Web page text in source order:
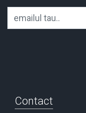
Contact